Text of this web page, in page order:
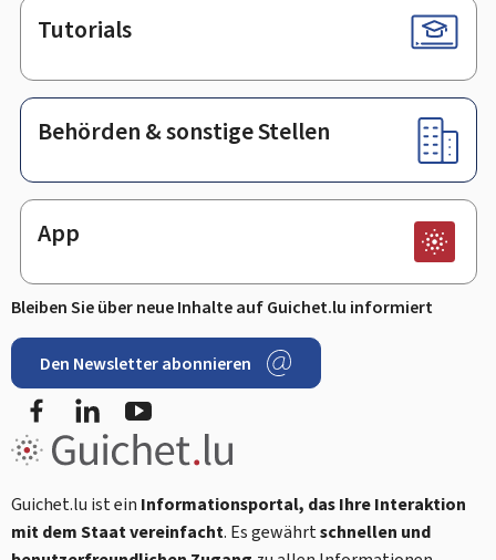
Tutorials
Behörden & sonstige Stellen
App
Bleiben Sie über neue Inhalte auf Guichet.lu informiert
Den Newsletter abonnieren
FacebookLinkedIn
Guichet.lu ist ein Informationsportal, das Ihre Interaktion
mit dem Staat vereinfacht. Es gewährtschnellen und